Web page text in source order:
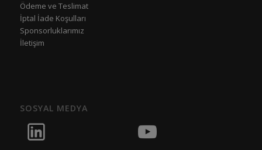
Ödeme ve Teslimat
İptal İade Koşulları
Sponsorluklarımız
İletişim
SOSYAL MEDYA